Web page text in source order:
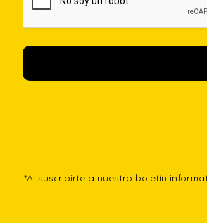
*Al suscribirte a nuestro boletín